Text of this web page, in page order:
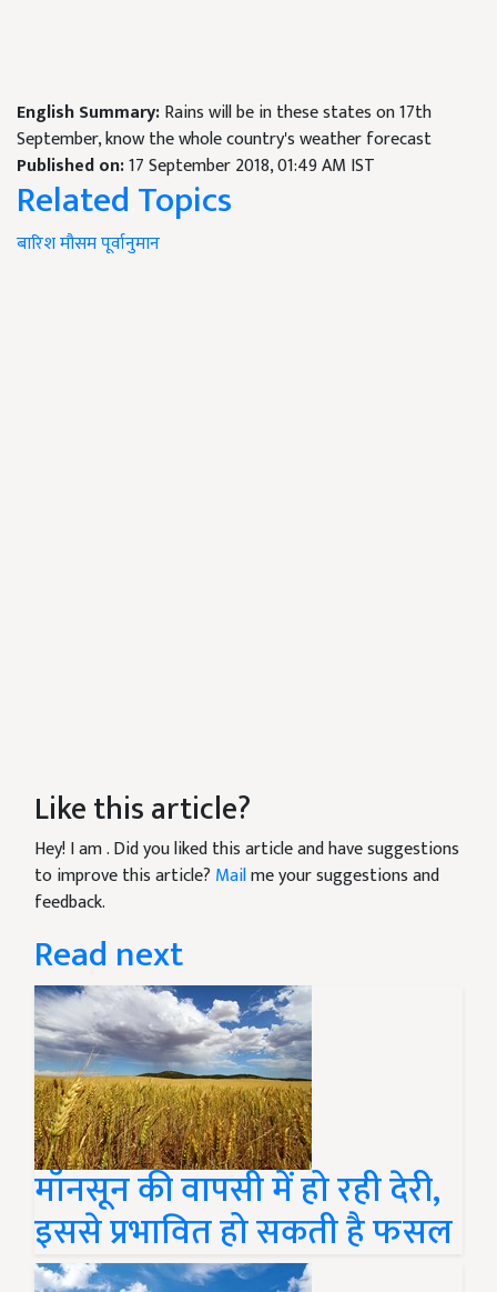
English Summary:Rains will be in these states on 17th
September, know the whole country's weather forecast
Published on:17 September 2018, 01:49 AM IST
Related Topics
बारिशमौसमपूर्वानुमान
Like this article?
Hey! I am. Did you liked this article and have suggestions
to improve this article? Mailme your suggestions and
feedback.
Read next
मॉनसून की वापसी में हो रही देरी,
इससे प्रभावित हो सकती है फसल